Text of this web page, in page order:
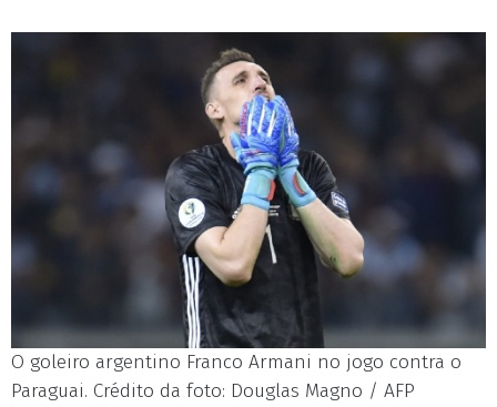
O goleiro argentino Franco Armani no jogo contra o
Paraguai. Crédito da foto: Douglas Magno / AFP